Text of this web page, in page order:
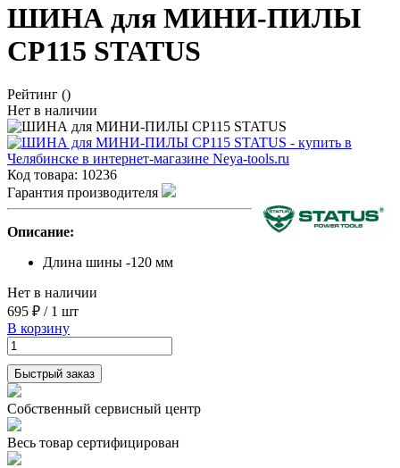
ШИНА для МИНИ-ПИЛЫ
CP115 STATUS
Рейтинг ()
Нет в наличии
Код товара: 10236
Гарантия производителя
Описание:
Длина шины -120 мм
Нет в наличии
695 ₽ / 1 шт
В корзину
Быстрый заказ
Собственный сервисный центр
Весь товар сертифицирован